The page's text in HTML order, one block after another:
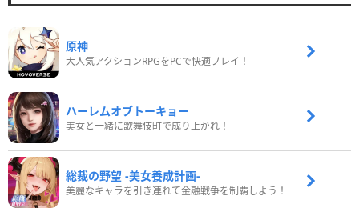
原神
大人気アクションRPGをPCで快適プレイ！
ハーレムオブトーキョー
美女と一緒に歌舞伎町で成り上がれ！
総裁の野望 -美女養成計画-
美麗なキャラを引き連れて金融戦争を制覇しよう！